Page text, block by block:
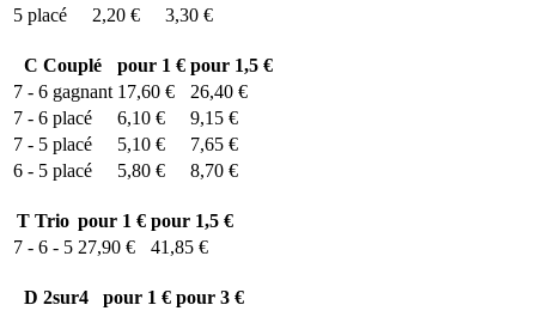
5 placé 2,20 € 3,30 €
C Couplé pour 1 € pour 1,5 €
7 - 6 gagnant 17,60 €
26,40 €
7 - 6 placé 6,10 €
9,15 €
7 - 5 placé 5,10 €
7,65 €
6 - 5 placé 5,80 € 8,70 €
T Trio pour 1 € pour 1,5 €
7 - 6 - 5 27,90 € 41,85 €
D 2sur4 pour 1 € pour 3 €